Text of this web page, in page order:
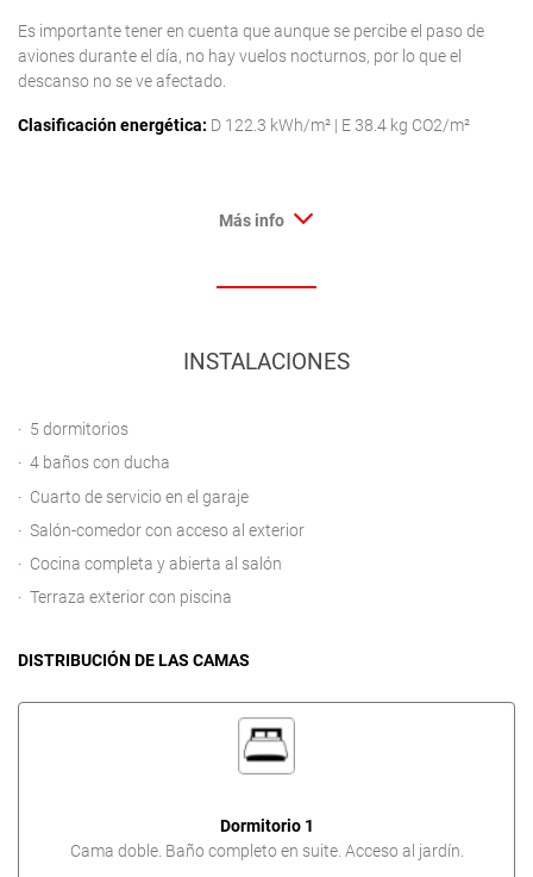
Es importante tener en cuenta que aunque se percibe el paso de
aviones durante el día, no hay vuelos nocturnos, por lo que el
descanso no se ve afectado.
Clasificación energética: D 122.3 kWh/m² | E 38.4 kg CO2/m²
Más info
INSTALACIONES
5 dormitorios
4 baños con ducha
Cuarto de servicio en el garaje
Salón-comedor con acceso al exterior
Cocina completa y abierta al salón
Terraza exterior con piscina
DISTRIBUCIÓN DE LAS CAMAS
Dormitorio 1
Cama doble. Baño completo en suite. Acceso al jardín.